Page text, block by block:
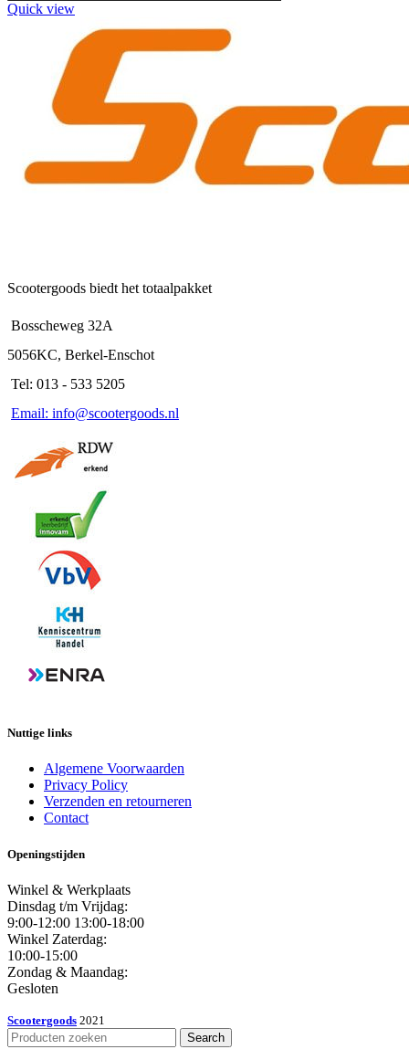
Quick view
Scootergoods biedt het totaalpakket
Bosscheweg 32A
5056KC, Berkel-Enschot
Tel: 013 - 533 5205
Email: info@scootergoods.nl
Nuttige links
Algemene Voorwaarden
Privacy Policy
Verzenden en retourneren
Contact
Openingstijden
Winkel & Werkplaats
Dinsdag t/m Vrijdag:
9:00-12:00 13:00-18:00
Winkel Zaterdag:
10:00-15:00
Zondag & Maandag:
Gesloten
Scootergoods 2021
Search